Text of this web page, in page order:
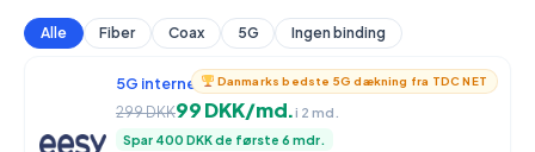
Alle Fiber Coax 5G Ingen binding
Danmarks bedste 5G dækning fra TDC NET
5G internet950 / 90 Mbit/s
299 DKK99 DKK/md.i 2 md.
Spar 400 DKK de første 6 mdr.